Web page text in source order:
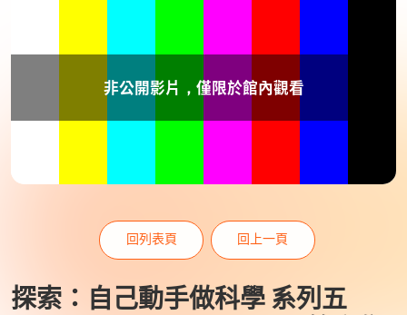
探索：自己動手做科學 系列五
回列表頁 回上一頁